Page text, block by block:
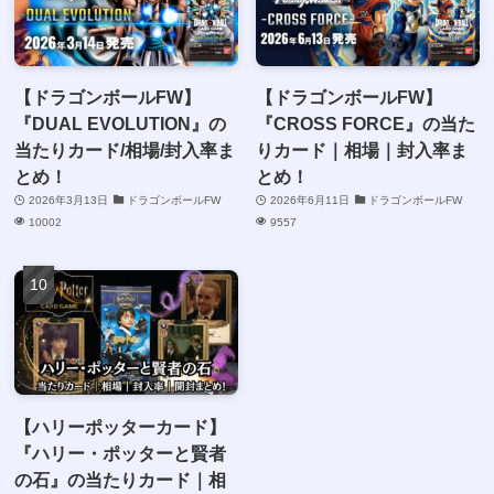
【ドラゴンボールFW】
『DUAL EVOLUTION』の
当たりカード/相場/封入率ま
とめ！
2026年3月13日
ドラゴンボールFW
10002
【ドラゴンボールFW】
『CROSS FORCE』の当た
りカード｜相場｜封入率ま
とめ！
2026年6月11日
ドラゴンボールFW
9557
【ハリーポッターカード】
『ハリー・ポッターと賢者
の石』の当たりカード｜相